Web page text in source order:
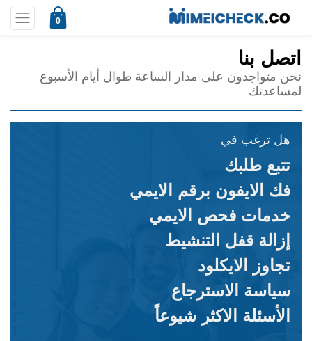
0
اتصل بنا
نحن متواجدون على مدار الساعة طوال أيام الأسبوع
لمساعدتك
هل ترغب في
تتبع طلبك
فك الايفون برقم الايمي
خدمات فحص الايمي
إزالة قفل التنشيط
تجاوز الايكلود
سياسة الاسترجاع
الأسئلة الاكثر شيوعاً